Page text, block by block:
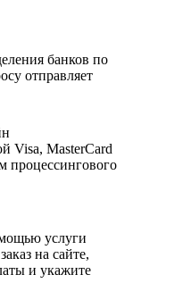
банков по
отправляет
Visa, MasterCard
процессингового
услуги
на сайте,
и укажите